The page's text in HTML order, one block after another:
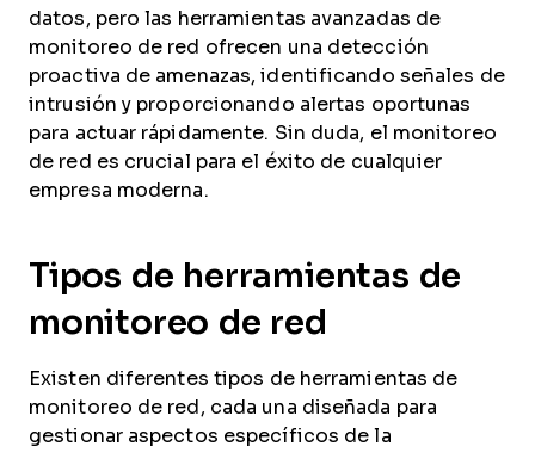
datos, pero las herramientas avanzadas de
monitoreo de red ofrecen una detección
proactiva de amenazas, identificando señales de
intrusión y proporcionando alertas oportunas
para actuar rápidamente. Sin duda, el monitoreo
de red es crucial para el éxito de cualquier
empresa moderna.
Tipos de herramientas de
monitoreo de red
Existen diferentes tipos de herramientas de
monitoreo de red, cada una diseñada para
gestionar aspectos específicos de la